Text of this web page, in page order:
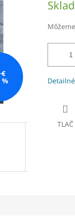
%
cena:
TLAČ